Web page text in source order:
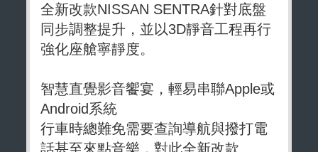
全新改款NISSAN SENTRA針對底盤
同步調整提升，並以3D靜音工程再行
強化座艙寧靜度。
智慧直覺影音饗宴，輕易串聯Apple或
Android系統
行車時總難免需要查詢導航與撥打電
話甚至來點音樂，對此全新改款